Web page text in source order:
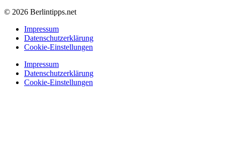
© 2026 Berlintipps.net
Impressum
Datenschutzerklärung
Cookie-Einstellungen
Impressum
Datenschutzerklärung
Cookie-Einstellungen